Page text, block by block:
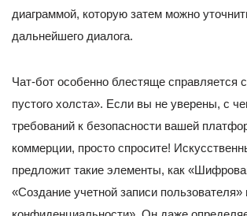
диаграммой, которую затем можно
дальнейшего диалога.
Чат-бот особенно блестяще справляется
пустого холста». Если вы не уверены, с
требований к безопасности вашей
коммерции, просто спросите!
предложит такие элементы, как
«Создание учетной записи пользователя»